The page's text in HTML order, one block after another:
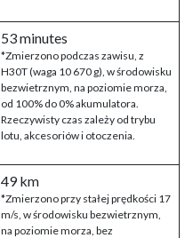
53 minutes
*Zmierzono podczas zawisu, z
H30T (waga 10 670 g), w środowisku
bezwietrznym, na poziomie morza,
od 100% do 0% akumulatora.
Rzeczywisty czas zależy od trybu
lotu, akcesoriów i otoczenia.
49 km
*Zmierzono przy stałej prędkości 17
m/s, w środowisku bezwietrznym,
na poziomie morza, bez